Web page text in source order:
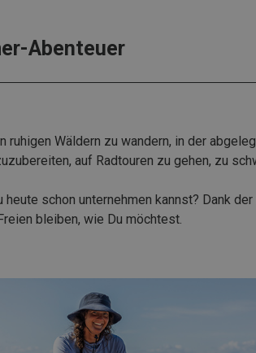
Abenteuer
Wäldern zu wandern, in der
auf Radtouren zu gehen, zu
schon unternehmen kannst? Dank
bleiben, wie Du möchtest.